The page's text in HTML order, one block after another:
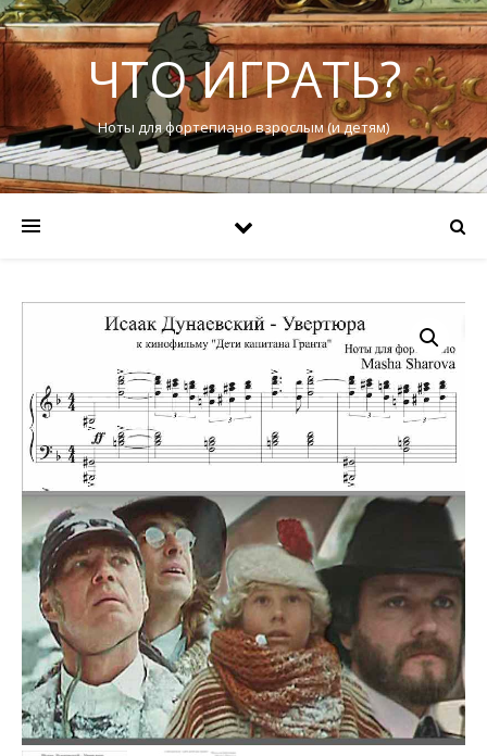
ЧТО ИГРАТЬ?
Ноты для фортепиано взрослым (и детям)